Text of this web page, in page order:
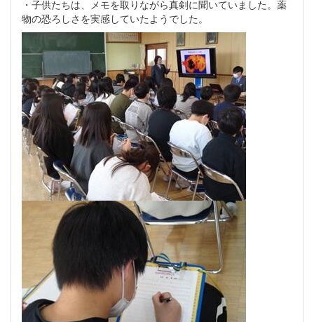
・子供たちは、メモを取りながら真剣に聞いていました。薬
物の恐ろしさを実感していたようでした。